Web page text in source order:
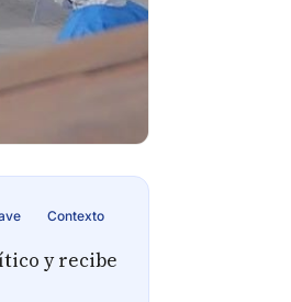
Contexto
y recibe